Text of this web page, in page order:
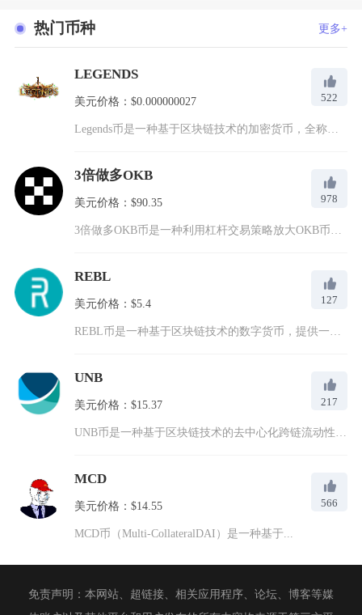
热门币种 更多+
LEGENDS
美元价格：$0.000000027 522
Legends币是一种基于区块链技术的加密货币，全称为Leg...
3倍做多OKB
美元价格：$90.35 978
REBL
美元价格：$5.4 127
UNB
美元价格：$15.37 217
MCD
美元价格：$14.55 566
MCD币（Multi-CollateralDAI）是一种基于...
免责声明：本网站、超链接、相关应用程序、论坛、博客等媒